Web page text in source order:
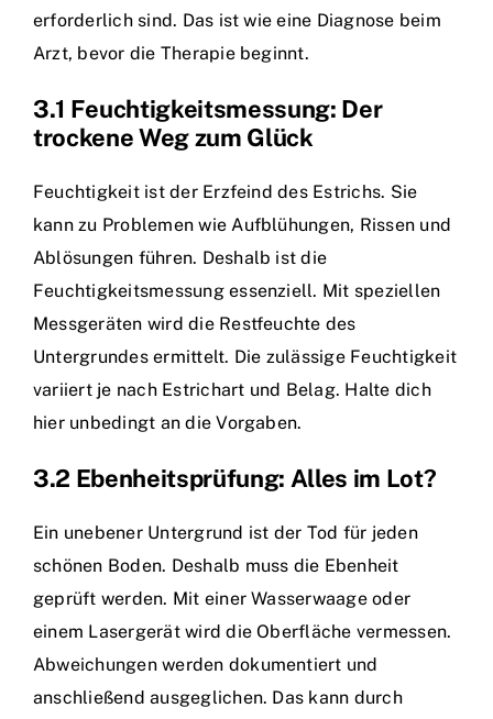
erforderlich sind. Das ist wie eine Diagnose beim
Arzt, bevor die Therapie beginnt.
3.1 Feuchtigkeitsmessung: Der
trockene Weg zum Glück
Feuchtigkeit ist der Erzfeind des Estrichs. Sie
kann zu Problemen wie Aufblühungen, Rissen und
Ablösungen führen. Deshalb ist die
Feuchtigkeitsmessung essenziell. Mit speziellen
Messgeräten wird die Restfeuchte des
Untergrundes ermittelt. Die zulässige Feuchtigkeit
variiert je nach Estrichart und Belag. Halte dich
hier unbedingt an die Vorgaben.
3.2 Ebenheitsprüfung: Alles im Lot?
Ein unebener Untergrund ist der Tod für jeden
schönen Boden. Deshalb muss die Ebenheit
geprüft werden. Mit einer Wasserwaage oder
einem Lasergerät wird die Oberfläche vermessen.
Abweichungen werden dokumentiert und
anschließend ausgeglichen. Das kann durch